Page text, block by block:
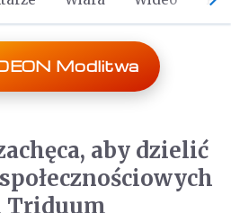
Modlitwa
aby dzielić
Triduum